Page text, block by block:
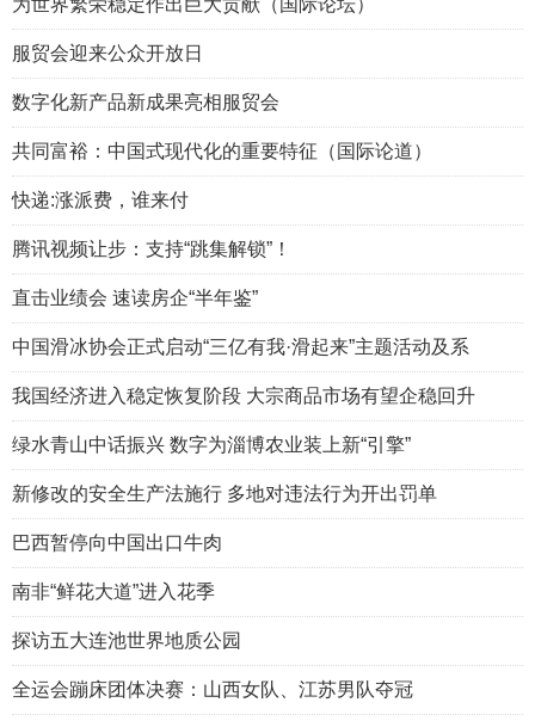
服贸会迎来公众开放日
数字化新产品新成果亮相服贸会
共同富裕：中国式现代化的重要特征（国际论道）
快递:涨派费，谁来付
腾讯视频让步：支持“跳集解锁”！
直击业绩会 速读房企“半年鉴”
中国滑冰协会正式启动“三亿有我·滑起来”主题活动及系
我国经济进入稳定恢复阶段 大宗商品市场有望企稳回升
绿水青山中话振兴 数字为淄博农业装上新“引擎”
新修改的安全生产法施行 多地对违法行为开出罚单
巴西暂停向中国出口牛肉
南非“鲜花大道”进入花季
探访五大连池世界地质公园
全运会蹦床团体决赛：山西女队、江苏男队夺冠